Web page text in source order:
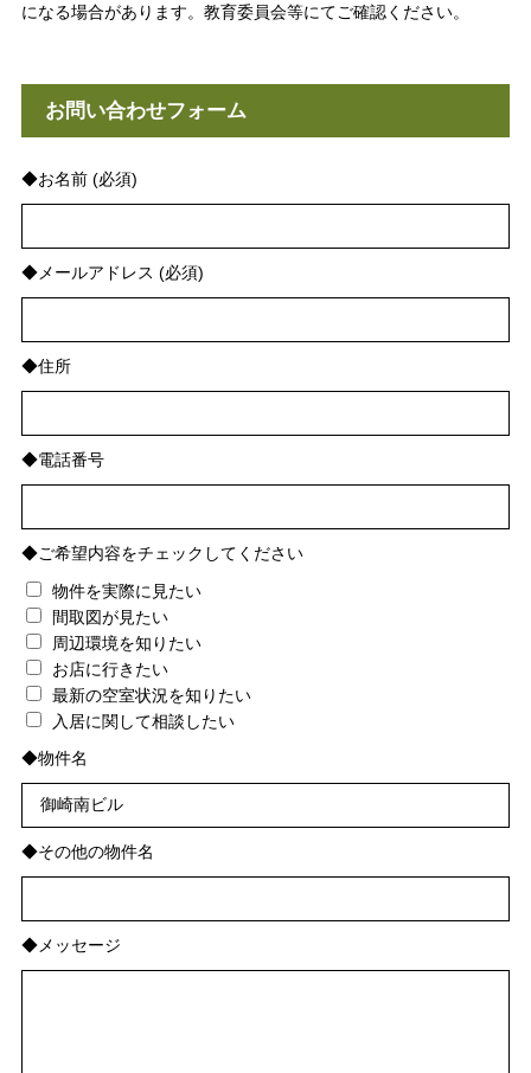
になる場合があります。教育委員会等にてご確認ください。
お問い合わせフォーム
◆お名前 (必須)
◆メールアドレス (必須)
◆住所
◆電話番号
◆ご希望内容をチェックしてください
物件を実際に見たい
間取図が見たい
周辺環境を知りたい
お店に行きたい
最新の空室状況を知りたい
入居に関して相談したい
◆物件名
◆その他の物件名
◆メッセージ